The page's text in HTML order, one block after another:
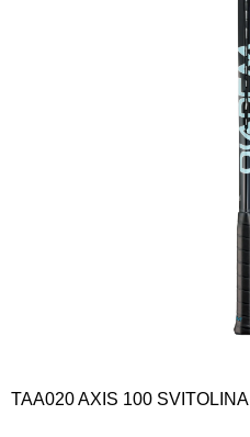
TAA020 AXIS 100 SVITOLINA